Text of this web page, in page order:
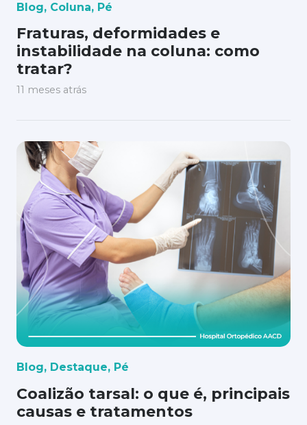
Blog, Coluna, Pé
Fraturas, deformidades e
instabilidade na coluna: como
tratar?
11 meses atrás
Blog, Destaque, Pé
Coalizão tarsal: o que é, principais
causas e tratamentos